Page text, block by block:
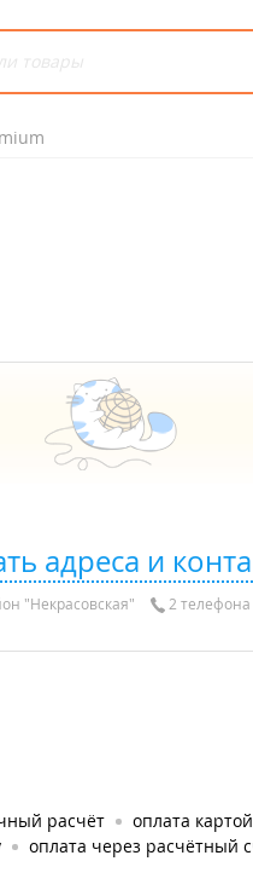
адреса и
"Некрасовская" 2 телефона
расчёт оплата
оплата через расчётный